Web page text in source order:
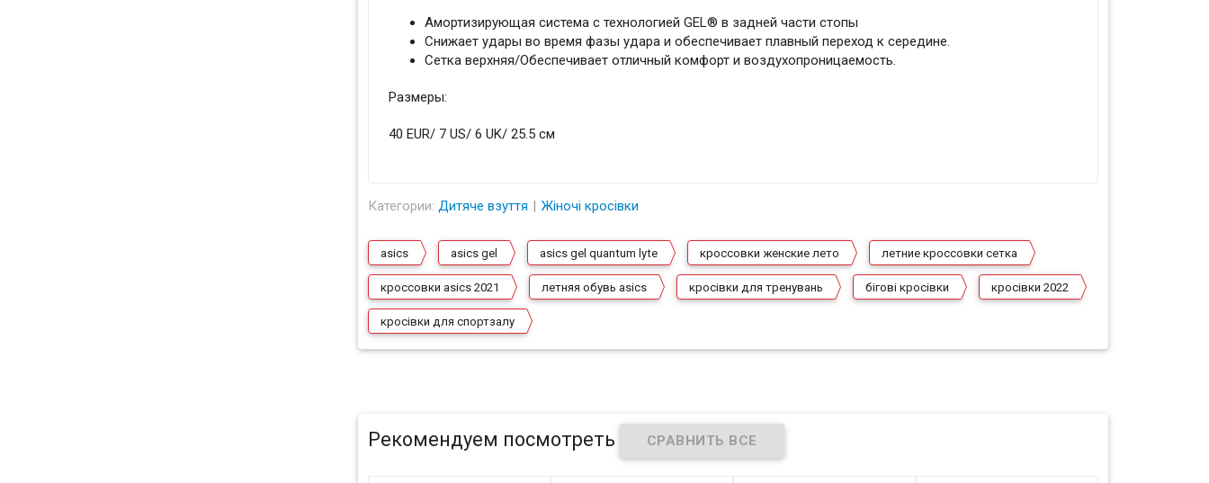
Амортизирующая система с технологией GEL® в задней части стопы
Снижает удары во время фазы удара и обеспечивает плавный переход к середине.
Сетка верхняя/Обеспечивает отличный комфорт и воздухопроницаемость.
Размеры:
40 EUR/ 7 US/ 6 UK/ 25.5 см
Категории: Дитяче взуття Жіночі кросівки
asics asics gel asics gel quantum lyte кроссовки женские лето летние кроссовки сетка
кроссовки asics 2021 летняя обувь asics кросівки для тренувань бігові кросівки кросівки 2022
кросівки для спортзалу
Рекомендуем посмотреть